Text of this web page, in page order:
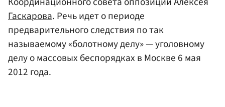
Гаскарова. Речь идет о периоде
предварительного следствия по так
называемому «болотному делу» — уголовному
делу о массовых беспорядках в Москве 6 мая
2012 года.